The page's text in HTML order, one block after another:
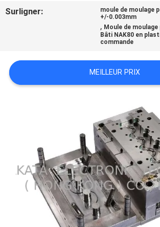
DEMANDEZ
PLAN
PRIVACY
POLICY
Surligner:
moule de moulage
+/-0.003mm
, Moule de
Bâti NAK80 en
commande
MEILLEUR PRIX